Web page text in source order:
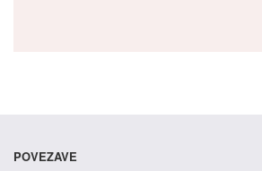
POVEZAVE